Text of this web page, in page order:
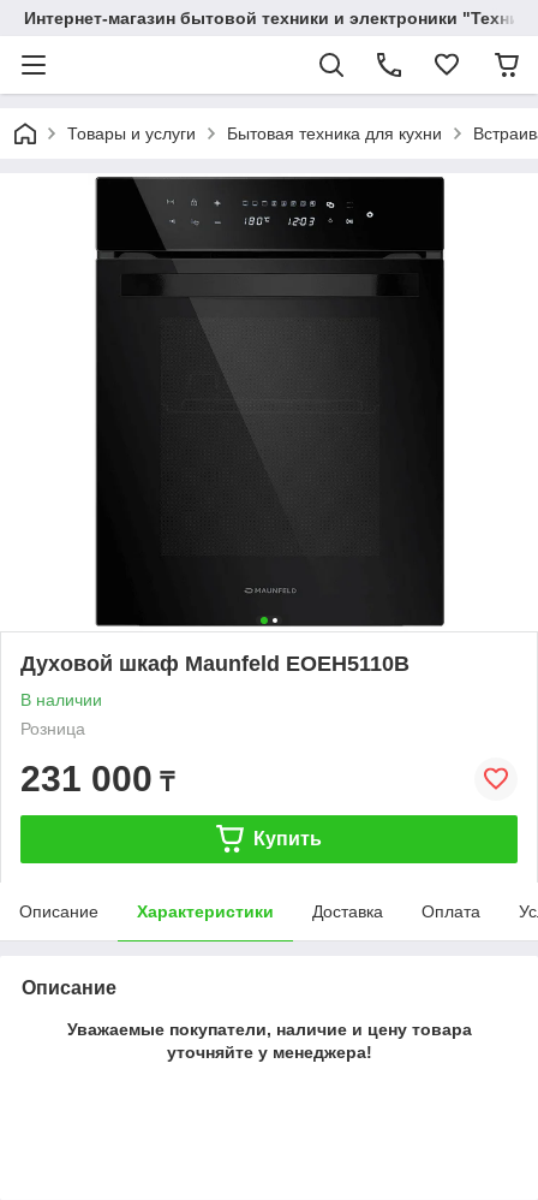
Интернет-магазин бытовой техники и электроники
Товары и услуги Бытовая техника для кухни
Духовой шкаф Maunfeld EOEH5110B
В наличии
Розница
231 000 ₸
Купить
Описание Характеристики Доставка Оплата
Описание
Уважаемые покупатели, наличие и цену товара
уточняйте у менеджера!